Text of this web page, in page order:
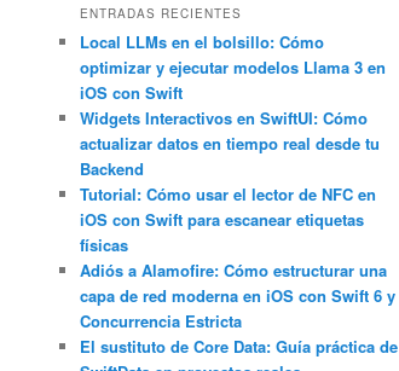
c
a
r
ENTRADAS RECIENTES
Local LLMs en el bolsillo: Cómo
optimizar y ejecutar modelos Llama 3 en
iOS con Swift
Widgets Interactivos en SwiftUI: Cómo
actualizar datos en tiempo real desde tu
Backend
Tutorial: Cómo usar el lector de NFC en
iOS con Swift para escanear etiquetas
físicas
Adiós a Alamofire: Cómo estructurar una
capa de red moderna en iOS con Swift 6 y
Concurrencia Estricta
El sustituto de Core Data: Guía práctica de